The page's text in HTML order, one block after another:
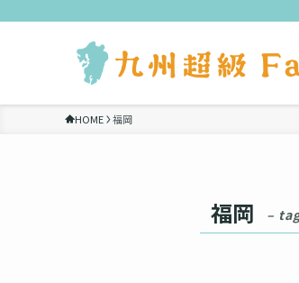
HOME 福岡
福岡 –